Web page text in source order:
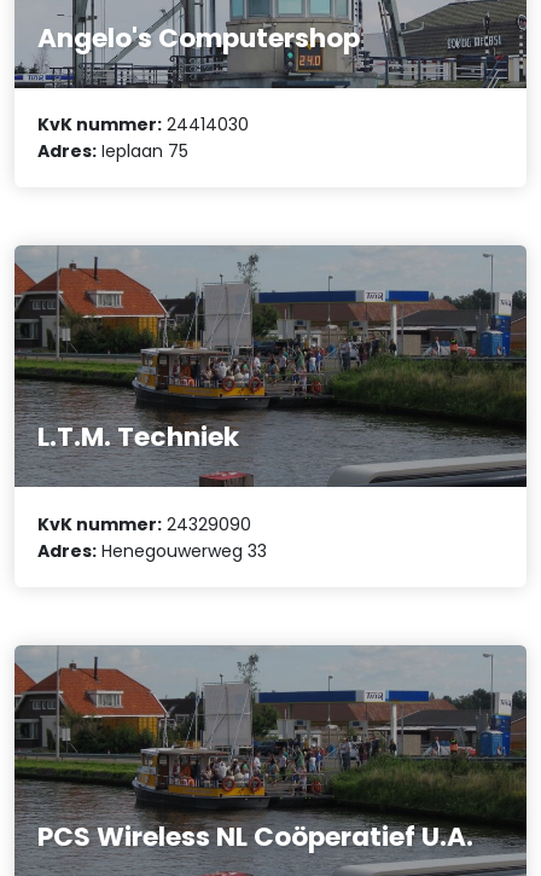
Angelo's Computershop
KvK nummer: 24414030
Adres: Ieplaan 75
L.T.M. Techniek
KvK nummer: 24329090
Adres: Henegouwerweg 33
PCS Wireless NL Coöperatief U.A.